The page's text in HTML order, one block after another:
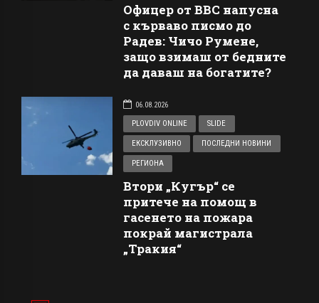
Офицер от ВВС напусна
с кърваво писмо до
Радев: Чичо Румене,
защо взимаш от бедните
да даваш на богатите?
06.08.2026
PLOVDIV ONLINE
SLIDE
ЕКСКЛУЗИВНО ПОСЛЕДНИ НОВИНИ
РЕГИОНА
Втори „Кугър“ се
притече на помощ в
гасенето на пожара
покрай магистрала
„Тракия“